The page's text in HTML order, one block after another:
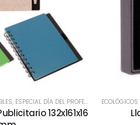
, ESPECIAL DÍA DEL PROFESOR SELECCIÓN
132x161x16